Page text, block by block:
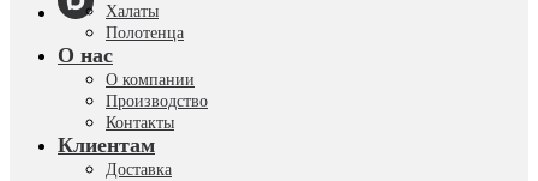
Халаты
Полотенца
О нас
О компании
Производство
Контакты
Клиентам
Доставка